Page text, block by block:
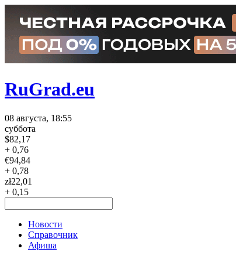
RuGrad.eu
08 августа, 18:55
суббота
$82,17
+ 0,76
€94,84
+ 0,78
zł22,01
+ 0,15
Новости
Справочник
Афиша